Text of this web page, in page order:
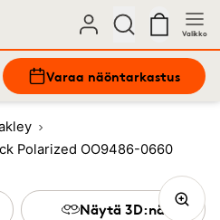
Valikko
Varaa näöntarkastus
Polarized OO9486-0660
Näytä 3D:nä